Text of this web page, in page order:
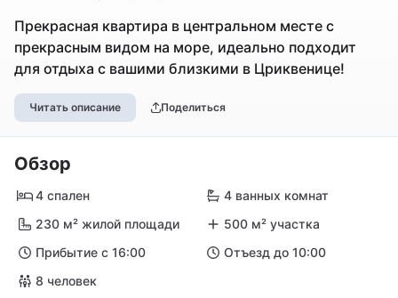
Прекрасная квартира в центральном месте с
прекрасным видом на море, идеально подходит
для отдыха с вашими близкими в Цриквенице!
Читать описание Поделиться
Обзор
4 спален
4 ванных комнат
230 м² жилой площади
500 м² участка
Прибытие с 16:00
Отъезд до 10:00
8 человек